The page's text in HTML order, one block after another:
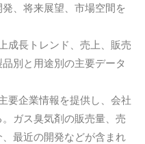
、将来展望、市場空間を
成長トレンド、売上、販売
別と用途別の主要データ
要企業情報を提供し、会社
ガス臭気剤の販売量、売
最近の開発などが含まれ